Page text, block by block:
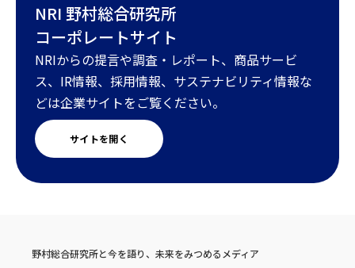
NRI 野村総合研究所
コーポレートサイト
NRIからの提言や調査・レポート、商品サービ
ス、IR情報、採用情報、サステナビリティ情報な
どは企業サイトをご覧ください。
サイトを開く
野村総合研究所と今を語り、未来をみつめるメディア